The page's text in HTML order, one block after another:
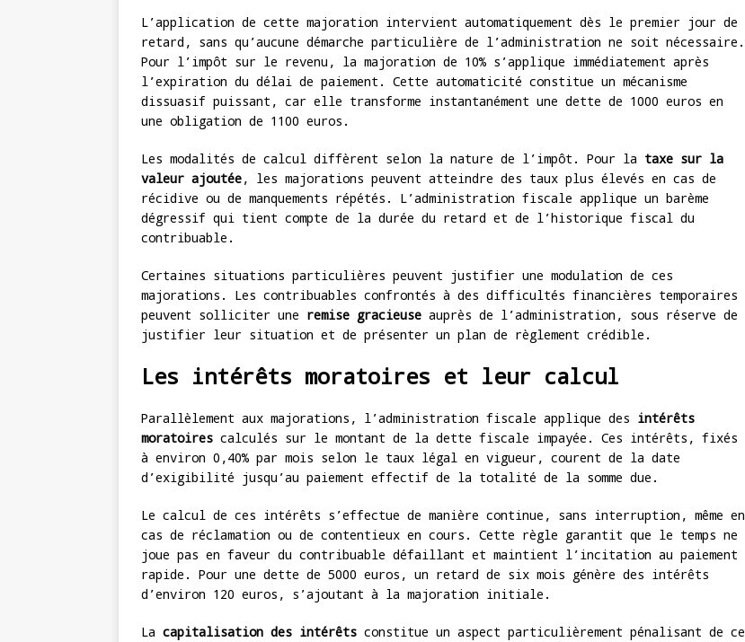
L’application de cette majoration intervient automatiquement dès le premier jour de
retard, sans qu’aucune démarche particulière de l’administration ne soit nécessaire.
Pour l’impôt sur le revenu, la majoration de 10% s’applique immédiatement après
l’expiration du délai de paiement. Cette automaticité constitue un mécanisme
dissuasif puissant, car elle transforme instantanément une dette de 1000 euros en
une obligation de 1100 euros.
Les modalités de calcul diffèrent selon la nature de l’impôt. Pour la taxe sur la
valeur ajoutée, les majorations peuvent atteindre des taux plus élevés en cas de
récidive ou de manquements répétés. L’administration fiscale applique un barème
dégressif qui tient compte de la durée du retard et de l’historique fiscal du
contribuable.
Certaines situations particulières peuvent justifier une modulation de ces
majorations. Les contribuables confrontés à des difficultés financières temporaires
peuvent solliciter une remise gracieuse auprès de l’administration, sous réserve de
justifier leur situation et de présenter un plan de règlement crédible.
Les intérêts moratoires et leur calcul
Parallèlement aux majorations, l’administration fiscale applique des intérêts
moratoires calculés sur le montant de la dette fiscale impayée. Ces intérêts, fixés
à environ 0,40% par mois selon le taux légal en vigueur, courent de la date
d’exigibilité jusqu’au paiement effectif de la totalité de la somme due.
Le calcul de ces intérêts s’effectue de manière continue, sans interruption, même en
cas de réclamation ou de contentieux en cours. Cette règle garantit que le temps ne
joue pas en faveur du contribuable défaillant et maintient l’incitation au paiement
rapide. Pour une dette de 5000 euros, un retard de six mois génère des intérêts
d’environ 120 euros, s’ajoutant à la majoration initiale.
La capitalisation des intérêts constitue un aspect particulièrement pénalisant de ce